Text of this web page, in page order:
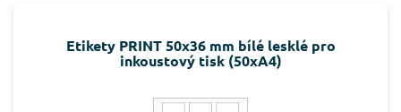
Etikety PRINT 50x36 mm bílé lesklé pro
inkoustový tisk (50xA4)